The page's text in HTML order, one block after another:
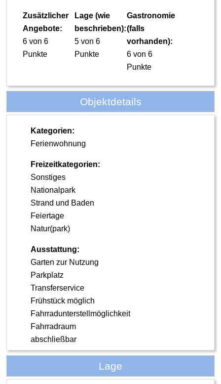
Zusätzlicher
Angebote:
6 von 6
Punkte
Lage (wie
beschrieben):
5 von 6
Punkte
Gastronomie
(falls
vorhanden):
6 von 6
Punkte
Objektdetails
Kategorien:
Ferienwohnung
Freizeitkategorien:
Sonstiges
Nationalpark
Strand und Baden
Feiertage
Natur(park)
Ausstattung:
Garten zur Nutzung
Parkplatz
Transferservice
Frühstück möglich
Fahrradunterstellmöglichkeit
Fahrradraum
abschließbar
Lage